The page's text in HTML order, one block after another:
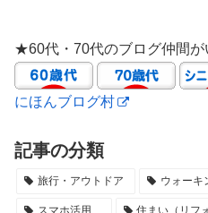
★60代・70代のブログ仲間が
にほんブログ村
記事の分類
旅行・アウトドア ウォーキ
スマホ活用 住まい（リフ